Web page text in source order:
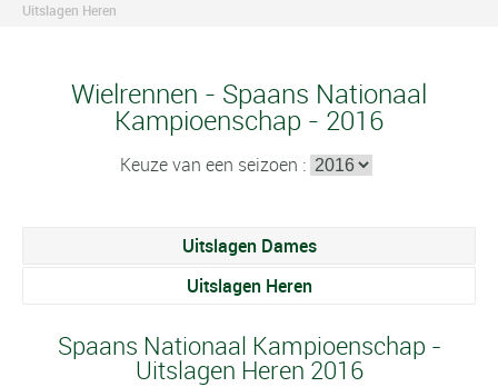
Uitslagen Heren
Wielrennen - Spaans Nationaal
Kampioenschap - 2016
Keuze van een seizoen :
Uitslagen Dames
Uitslagen Heren
Spaans Nationaal Kampioenschap -
Uitslagen Heren 2016